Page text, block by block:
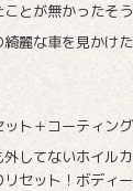
とが無かったそう
綺麗な車を見かけ
ト＋コーティン
してないホイル
セット！ボディ